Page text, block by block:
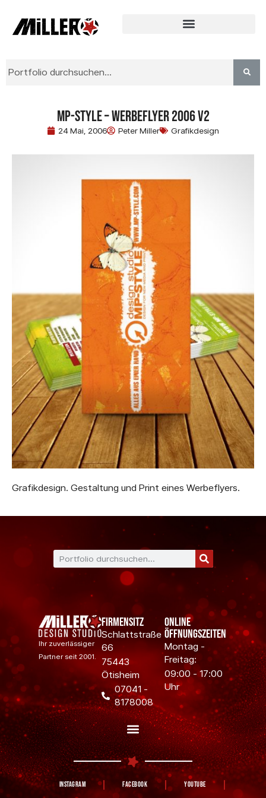
MP-STYLE – Werbeflyer 2006 V2
24 Mai, 2006 Peter Miller Grafikdesign
Grafikdesign. Gestaltung und Print eines Werbeflyers.
Ihr zuverlässiger
Partner seit 2001.
Firmensitz
Schlattstraße
66
75443
Ötisheim
07041 -
8178008
Online
Öffnungszeiten
Montag -
Freitag:
09:00 - 17:00
Uhr
Instagram Facebook YouTube